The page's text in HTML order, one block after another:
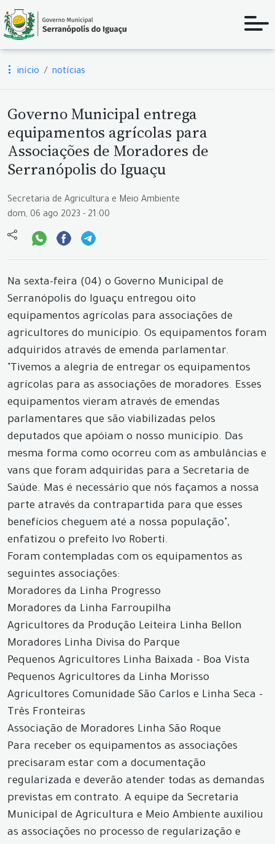
início notícias
Governo Municipal entrega
equipamentos agrícolas para
Associações de Moradores de
Serranópolis do Iguaçu
Secretaria de Agricultura e Meio Ambiente
dom, 06 ago 2023 - 21:00
Na sexta-feira (04) o Governo Municipal de
Serranópolis do Iguaçu entregou oito
equipamentos agrícolas para associações de
agricultores do município. Os equipamentos foram
adquiridos através de emenda parlamentar.
"Tivemos a alegria de entregar os equipamentos
agrícolas para as associações de moradores. Esses
equipamentos vieram através de emendas
parlamentares que são viabilizadas pelos
deputados que apóiam o nosso município. Das
mesma forma como ocorreu com as ambulâncias e
vans que foram adquiridas para a Secretaria de
Saúde. Mas é necessário que nós façamos a nossa
parte através da contrapartida para que esses
benefícios cheguem até a nossa população",
enfatizou o prefeito Ivo Roberti.
Foram contempladas com os equipamentos as
seguintes associações:
Moradores da Linha Progresso
Moradores da Linha Farroupilha
Agricultores da Produção Leiteira Linha Bellon
Moradores Linha Divisa do Parque
Pequenos Agricultores Linha Baixada - Boa Vista
Pequenos Agricultores da Linha Morisso
Agricultores Comunidade São Carlos e Linha Seca -
Três Fronteiras
Associação de Moradores Linha São Roque
Para receber os equipamentos as associações
precisaram estar com a documentação
regularizada e deverão atender todas as demandas
previstas em contrato. A equipe da Secretaria
Municipal de Agricultura e Meio Ambiente auxiliou
as associações no processo de regularização e